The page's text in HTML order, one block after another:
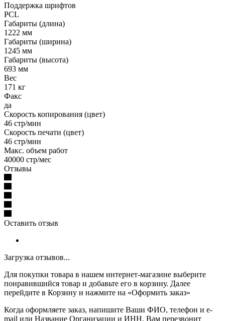
Поддержка шрифтов
PCL
Габариты (длина)
1222 мм
Габариты (ширина)
1245 мм
Габариты (высота)
693 мм
Вес
171 кг
Факс
да
Скорость копирования (цвет)
46 стр/мин
Скорость печати (цвет)
46 стр/мин
Макс. объем работ
40000 стр/мес
Отзывы
Оставить отзыв
Загрузка отзывов...
Для покупки товара в нашем интернет-магазине выберите
понравившийся товар и добавьте его в корзину. Далее
перейдите в Корзину и нажмите на «Оформить заказ»
Когда оформляете заказ, напишите Ваши ФИО, телефон и e-
mail или Название Организации и ИНН. Вам перезвонит